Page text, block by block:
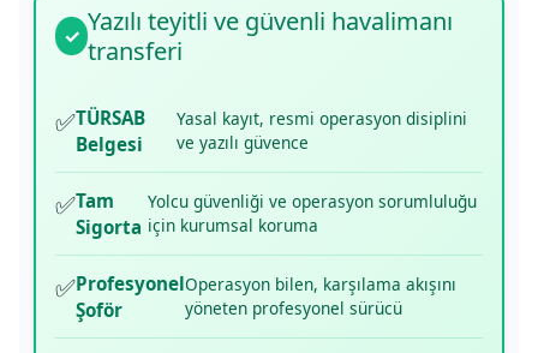
✓ Yazılı teyitli ve güvenli havalimanı
transferi
✅TÜRSAB
Belgesi
Yasal kayıt, resmi operasyon disiplini
ve yazılı güvence
✅Tam
Sigorta
Yolcu güvenliği ve operasyon sorumluluğu
için kurumsal koruma
✅Profesyonel
Şoför
Operasyon bilen, karşılama akışını
yöneten profesyonel sürücü